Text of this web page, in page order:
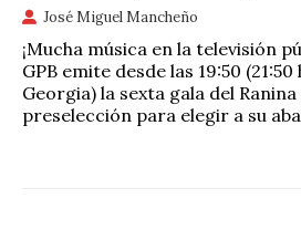
José Miguel Mancheño
¡Mucha música en la televisión
GPB emite desde las 19:50
Georgia) la sexta gala del Ranina
preselección para elegir a su